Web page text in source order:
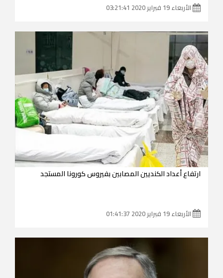
الأربعاء 19 فبراير 2020 03:21:41
ارتفاع أعداد الكنديين المصابين بفيروس كورونا المستجد
الأربعاء 19 فبراير 2020 01:41:37